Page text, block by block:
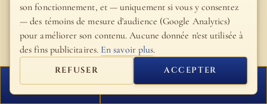
jugement terrestre a été plus tolérable pour le
pays de Sodome que pour Capharnaüm ; car on
retrouve sur les bords de la mer Morte le nom et
peut-être même les restes de Sodome, tandis
qu’auprès du lac de Gennésareth le nom et les
FERMER PROCHAIN VERSET
son fonctionnement, et — uniquement si vous y consentez
— des témoins de mesure d'audience (Google Analytics)
pour améliorer son contenu. Aucune donnée n'est utilisée à
des fins publicitaires. En savoir plus.
REFUSER ACCEPTER